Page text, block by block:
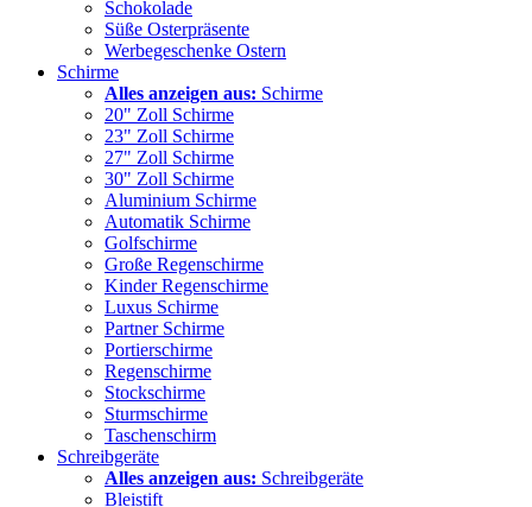
Schokolade
Süße Osterpräsente
Werbegeschenke Ostern
Schirme
Alles anzeigen aus: Schirme
20" Zoll Schirme
23" Zoll Schirme
27" Zoll Schirme
30" Zoll Schirme
Aluminium Schirme
Automatik Schirme
Golfschirme
Große Regenschirme
Kinder Regenschirme
Luxus Schirme
Partner Schirme
Portierschirme
Regenschirme
Stockschirme
Sturmschirme
Taschenschirm
Schreibgeräte
Alles anzeigen aus: Schreibgeräte
Bleistift